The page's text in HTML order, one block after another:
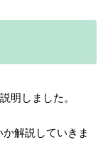
明しました。
解説していきま